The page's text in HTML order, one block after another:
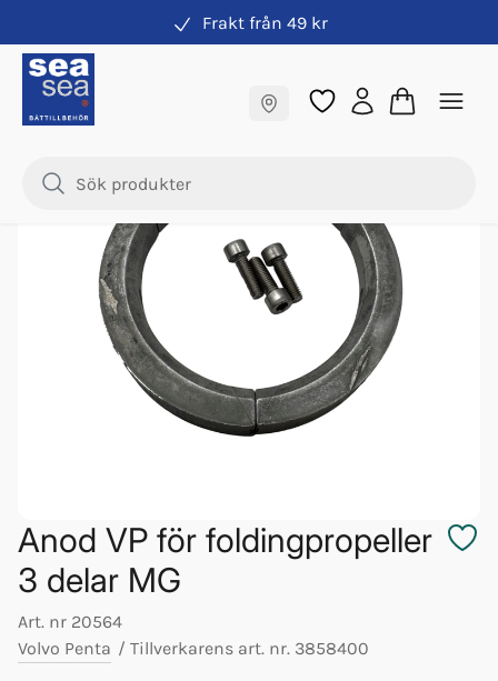
Frakt från 49 kr
Samma pris online & i butik
Nyhet
Anod VP för foldingpropeller
3 delar MG
Art. nr 20564
Volvo Penta / Tillverkarens art. nr. 3858400